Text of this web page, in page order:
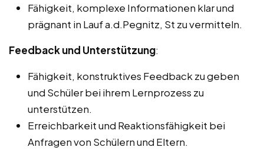
Fähigkeit, komplexe Informationen klar und
prägnant in Lauf a.d.Pegnitz, St zu vermitteln.
Feedback und Unterstützung:
Fähigkeit, konstruktives Feedback zu geben
und Schüler bei ihrem Lernprozess zu
unterstützen.
Erreichbarkeit und Reaktionsfähigkeit bei
Anfragen von Schülern und Eltern.